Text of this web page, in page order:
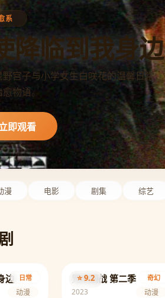
漫 电影 剧集 综艺
日常
边
动漫
⭐ 9.2 奇幻
咒术回战 第二季
2023 动漫